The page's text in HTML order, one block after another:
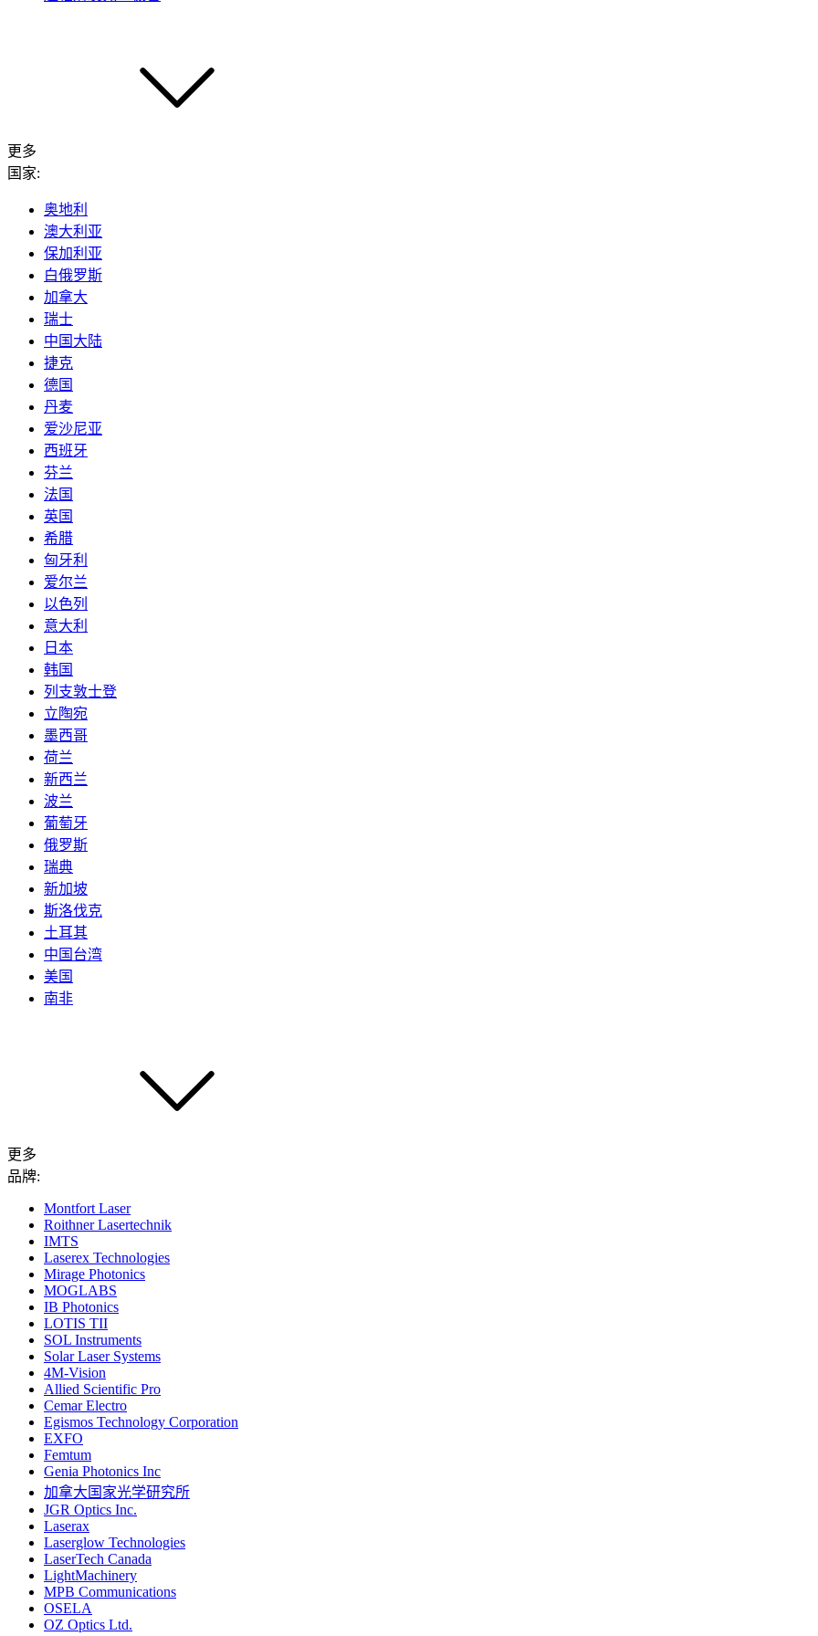
更多
国家:
奥地利
澳大利亚
保加利亚
白俄罗斯
加拿大
瑞士
中国大陆
捷克
德国
丹麦
爱沙尼亚
西班牙
芬兰
法国
英国
希腊
匈牙利
爱尔兰
以色列
意大利
日本
韩国
列支敦士登
立陶宛
墨西哥
荷兰
新西兰
波兰
葡萄牙
俄罗斯
瑞典
新加坡
斯洛伐克
土耳其
中国台湾
美国
南非
更多
品牌:
Montfort Laser
Roithner Lasertechnik
IMTS
Laserex Technologies
Mirage Photonics
MOGLABS
IB Photonics
LOTIS TII
SOL Instruments
Solar Laser Systems
4M-Vision
Allied Scientific Pro
Cemar Electro
Egismos Technology Corporation
EXFO
Femtum
Genia Photonics Inc
加拿大国家光学研究所
JGR Optics Inc.
Laserax
Laserglow Technologies
LaserTech Canada
LightMachinery
MPB Communications
OSELA
OZ Optics Ltd.